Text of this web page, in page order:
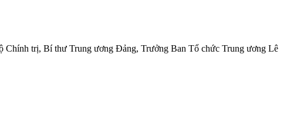
Chính trị, Bí thư Trung ương Đảng, Trưởng Ban Tổ chức Trung ương Lê